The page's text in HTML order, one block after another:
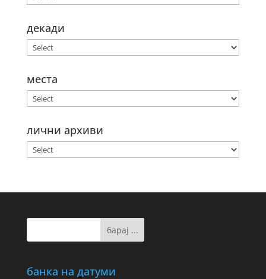
декади
места
лични архиви
банка на датуми